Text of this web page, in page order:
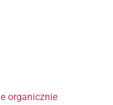
organicznie